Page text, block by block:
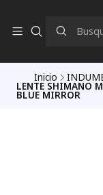
Inicio
LENTE SHIMANO
BLUE MIRROR